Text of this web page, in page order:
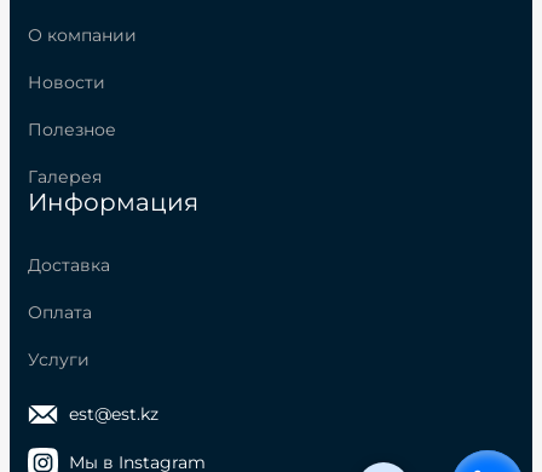
О компании
Новости
Полезное
Галерея
Информация
Доставка
Оплата
Услуги
est@est.kz
Мы в Instagram